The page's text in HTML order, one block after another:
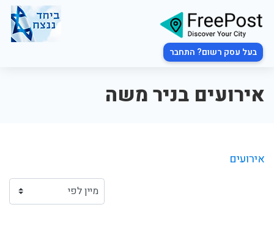
בעל עסק רשום? התחבר
אירועים בניר משה
אירועים